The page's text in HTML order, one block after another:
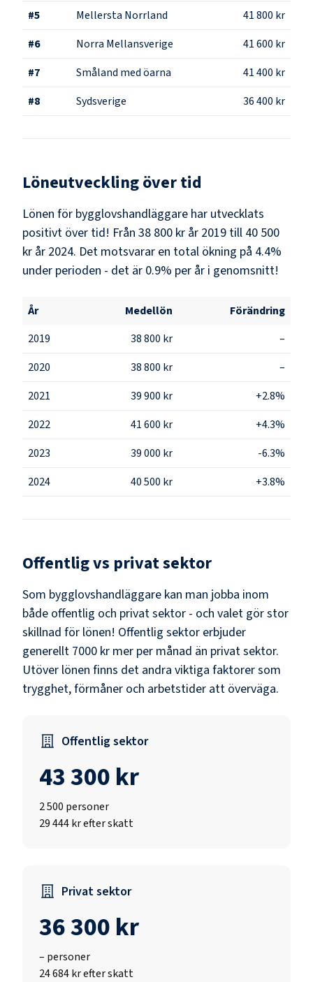
#5 Mellersta Norrland
41 800 kr
#6 Norra Mellansverige
41 600 kr
#7 Småland med öarna
41 400 kr
#8 Sydsverige 36 400 kr
Löneutveckling över tid
Lönen för bygglovshandläggare har utvecklats
positivt över tid! Från 38 800 kr år 2019 till 40 500
kr år 2024. Det motsvarar en total ökning på 4.4%
under perioden - det är 0.9% per år i genomsnitt!
År Medellön
Förändring
2019
38 800 kr
–
2020
38 800 kr
–
2021
39 900 kr
+2.8%
2022
41 600 kr
+4.3%
2023
39 000 kr
-6.3%
2024
40 500 kr +3.8%
Offentlig vs privat sektor
Som bygglovshandläggare kan man jobba inom
både offentlig och privat sektor - och valet gör stor
skillnad för lönen! Offentlig sektor erbjuder
generellt 7000 kr mer per månad än privat sektor.
Utöver lönen finns det andra viktiga faktorer som
trygghet, förmåner och arbetstider att överväga.
Offentlig sektor
43 300 kr
2 500 personer
29 444 kr efter skatt
Privat sektor
36 300 kr
– personer
24 684 kr efter skatt